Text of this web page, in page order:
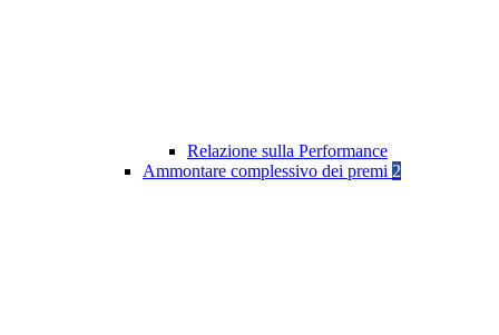
Relazione sulla Performance
Ammontare complessivo dei premi 2